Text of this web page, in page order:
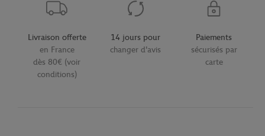
Livraison offerte
en France
dès 80€ (voir
conditions)
14 jours pour
changer d'avis
Paiements
sécurisés par
carte